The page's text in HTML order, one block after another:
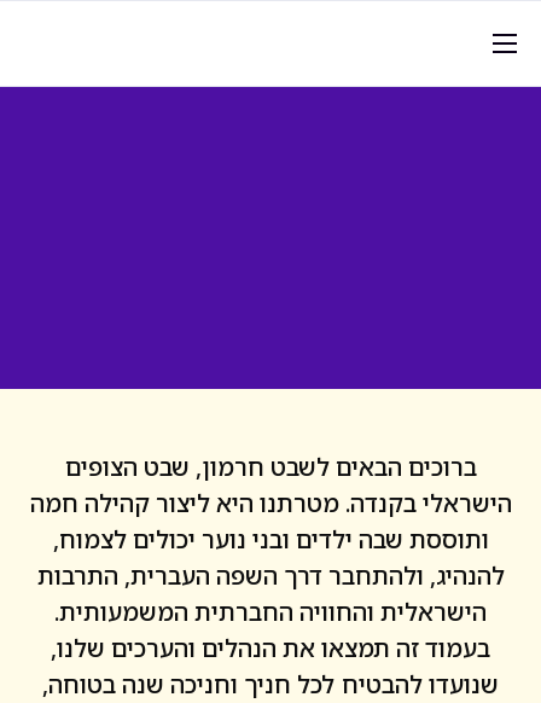
דף הבית
סיוע כלכלי
אירועים ומחנות
כללי התנהגות
התנדבות
צרו קשר
ברוכים הבאים לשבט חרמון, שבט הצופים
הישראלי בקנדה. מטרתנו היא ליצור קהילה חמה
ותוססת שבה ילדים ובני נוער יכולים לצמוח,
להנהיג, ולהתחבר דרך השפה העברית, התרבות
הישראלית והחוויה החברתית המשמעותית.
בעמוד זה תמצאו את הנהלים והערכים שלנו,
שנועדו להבטיח לכל חניך וחניכה שנה בטוחה,